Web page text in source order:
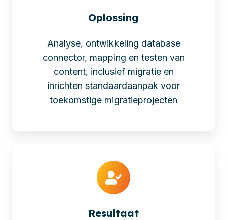
Oplossing
Analyse, ontwikkeling database
connector, mapping en testen van
content, inclusief migratie en
inrichten standaardaanpak voor
toekomstige migratieprojecten
Resultaat